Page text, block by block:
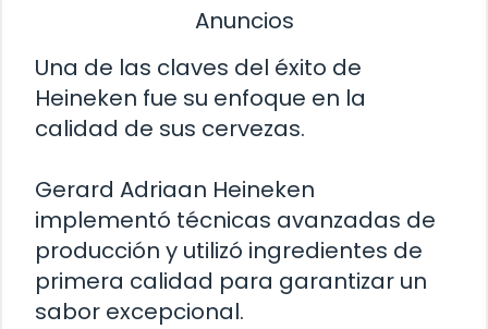
Anuncios
Una de las claves del éxito de
Heineken fue su enfoque en la
calidad de sus cervezas.
Gerard Adriaan Heineken
implementó técnicas avanzadas de
producción y utilizó ingredientes de
primera calidad para garantizar un
sabor excepcional.